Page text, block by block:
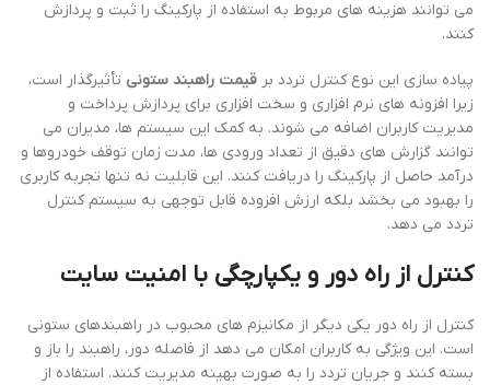
می توانند هزینه های مربوط به استفاده از پارکینگ را ثبت و پردازش
کنند.
پیاده سازی این نوع کنترل تردد بر قیمت راهبند ستونی تأثیرگذار است،
زیرا افزونه های نرم افزاری و سخت افزاری برای پردازش پرداخت و
مدیریت کاربران اضافه می شوند. به کمک این سیستم ها، مدیران می
توانند گزارش های دقیق از تعداد ورودی ها، مدت زمان توقف خودروها و
درآمد حاصل از پارکینگ را دریافت کنند. این قابلیت نه تنها تجربه کاربری
را بهبود می بخشد بلکه ارزش افزوده قابل توجهی به سیستم کنترل
تردد می دهد.
کنترل از راه دور و یکپارچگی با امنیت سایت
کنترل از راه دور یکی دیگر از مکانیزم های محبوب در راهبندهای ستونی
است. این ویژگی به کاربران امکان می دهد از فاصله دور، راهبند را باز و
بسته کنند و جریان تردد را به صورت بهینه مدیریت کنند. استفاده از